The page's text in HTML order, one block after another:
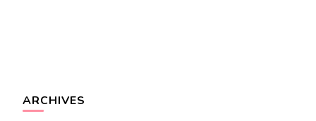
ARCHIVES